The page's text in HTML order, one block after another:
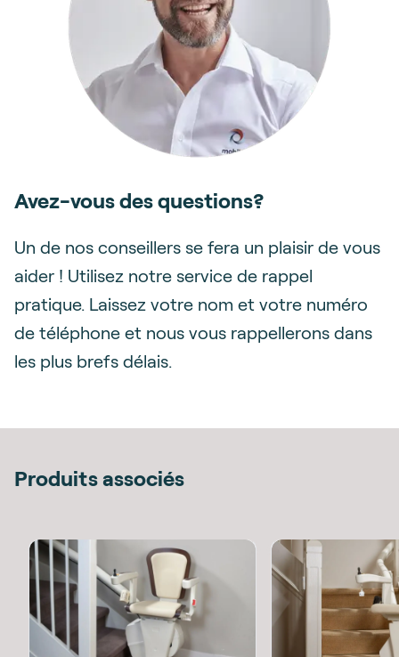
Avez-vous des questions?
Un de nos conseillers se fera un plaisir de vous
aider ! Utilisez notre service de rappel
pratique. Laissez votre nom et votre numéro
de téléphone et nous vous rappellerons dans
les plus brefs délais.
Produits associés